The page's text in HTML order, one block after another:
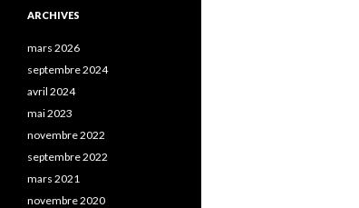
ARCHIVES
mars 2026
septembre 2024
avril 2024
mai 2023
novembre 2022
septembre 2022
mars 2021
novembre 2020